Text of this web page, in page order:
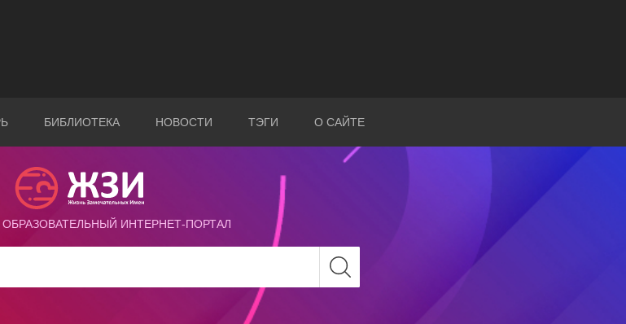
БИБЛИОТЕКА НОВОСТИ ТЭГИ О САЙТЕ
ИНТЕРНЕТ-ПОРТАЛ